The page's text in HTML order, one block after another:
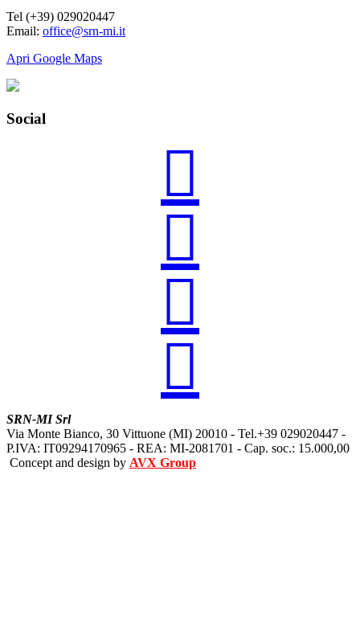
Tel (+39) 029020447
Email: office@srn-mi.it
Apri Google Maps
Social




SRN-MI Srl
Via Monte Bianco, 30 Vittuone (MI) 20010 - Tel.+39 029020447 -
P.IVA: IT09294170965 - REA: MI-2081701 - Cap. soc.: 15.000,00
Concept and design by AVX Group